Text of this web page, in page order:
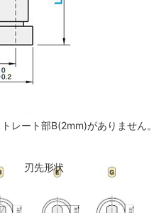
レート部B(2mm)がありません
刃先形状